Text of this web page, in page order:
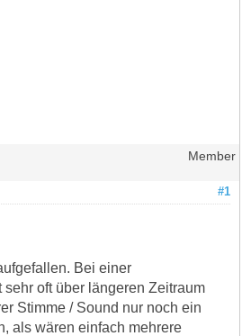
Member
#1
Bei einer
oft über längeren Zeitraum
Stimme / Sound nur noch ein
als wären einfach mehrere